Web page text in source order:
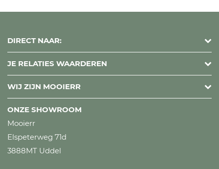
DIRECT NAAR:
JE RELATIES WAARDEREN
WIJ ZIJN MOOIERR
ONZE SHOWROOM
Mooierr
Elspeterweg 71d
3888MT Uddel